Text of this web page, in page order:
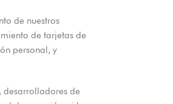
de nuestros
de tarjetas de
personal, y
desarrolladores de